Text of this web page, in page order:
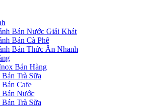
Bán Nước Giải Khát
Bán Cà Phê
Bán Thức Ăn Nhanh
Bán Hàng
Bán Trà Sữa
Bán Cafe
Bán Nước
Bán Trà Sữa